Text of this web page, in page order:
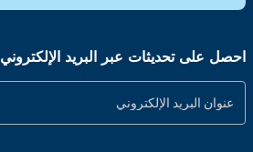
احصل على تحديثات عبر البريد الإلكتروني